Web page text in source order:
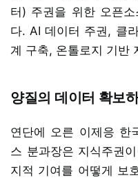
터) 주권을 위한 오픈
다. AI 데이터 주권, 클
계 구축, 온톨로지 기반
양질의 데이터 확보
연단에 오른 이제응 한
스 분과장은 지식주권
지적 기여를 어떻게 보